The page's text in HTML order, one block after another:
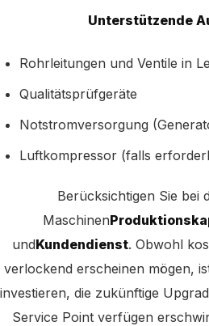
Unterstützende
Rohrleitungen und Ventile in
Qualitätsprüfgeräte
Notstromversorgung
Luftkompressor (falls
Berücksichtigen Sie bei
Maschinen
undKundendienst. Obwohl
verlockend erscheinen mögen,
investieren, die zukünftige
Service Point verfügen